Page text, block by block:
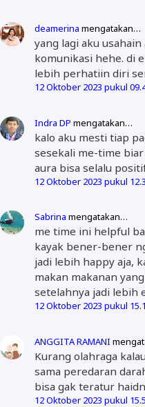
deamerina mengatakan…
yang lagi aku
komunikasi hehe. di
lebih perhatiin diri
12 Oktober 2023 pukul
Indra DP mengatakan…
kalo aku mesti tiap
sesekali me-time
aura bisa selalu
12 Oktober 2023 pukul
Sabrina mengatakan…
me time ini helpful
kayak bener-bener
jadi lebih happy aja,
makan makanan
setelahnya jadi lebih
12 Oktober 2023 pukul
ANGGITA RAMANI
Kurang olahraga
sama peredaran
bisa gak teratur
12 Oktober 2023 pukul